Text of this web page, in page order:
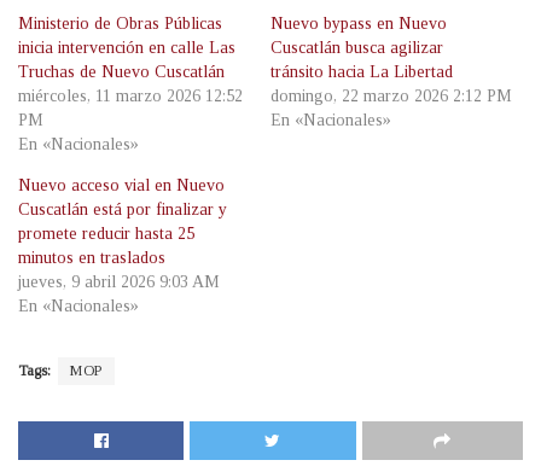
Ministerio de Obras Públicas
inicia intervención en calle Las
Truchas de Nuevo Cuscatlán
miércoles, 11 marzo 2026 12:52
PM
En «Nacionales»
Nuevo bypass en Nuevo
Cuscatlán busca agilizar
tránsito hacia La Libertad
domingo, 22 marzo 2026 2:12 PM
En «Nacionales»
Nuevo acceso vial en Nuevo
Cuscatlán está por finalizar y
promete reducir hasta 25
minutos en traslados
jueves, 9 abril 2026 9:03 AM
En «Nacionales»
Tags: MOP